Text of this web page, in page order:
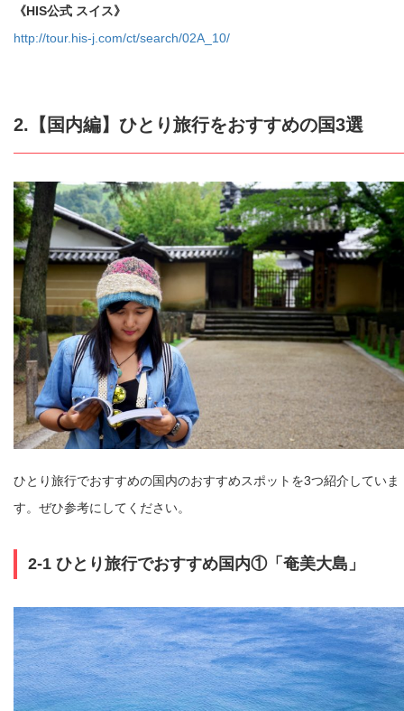
《HIS公式 スイス》
http://tour.his-j.com/ct/search/02A_10/
2.【国内編】ひとり旅行をおすすめの国3選
ひとり旅行でおすすめの国内のおすすめスポットを3つ紹介していま
す。ぜひ参考にしてください。
2-1 ひとり旅行でおすすめ国内①「奄美大島」